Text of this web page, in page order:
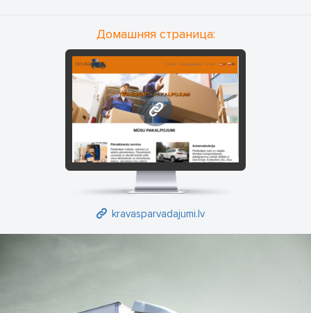
Домашняя страница:
kravasparvadajumi.lv
kravasparvadajumi.lv